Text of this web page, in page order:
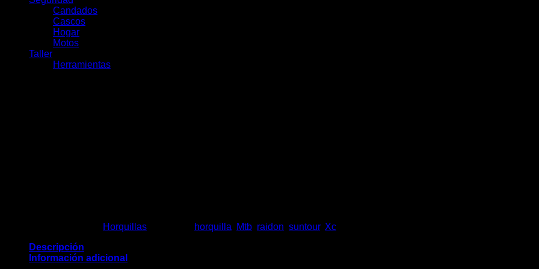
Candados
Cascos
Hogar
Motos
Taller
Herramientas
Horquillas horquilla Mtb raidon suntour, Xc
Descripción
Información adicional